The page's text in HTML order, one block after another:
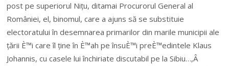
post pe superiorul Nițu, ditamai Procurorul General al
României, el, binomul, care a ajuns să se substituie
electoratului în desemnarea primarilor din marile municipii ale
țării È™i care îl ține în È™ah pe însuÈ™i preÈ™edintele Klaus
Johannis, cu casele lui închiriate discutabil pe la Sibiu…,Â